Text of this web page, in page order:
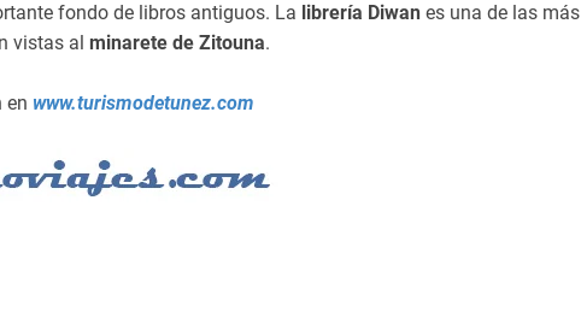
fondo de libros antiguos. La librería Diwan es una de las más
vistas al minarete de Zitouna.
en www.turismodetunez.com